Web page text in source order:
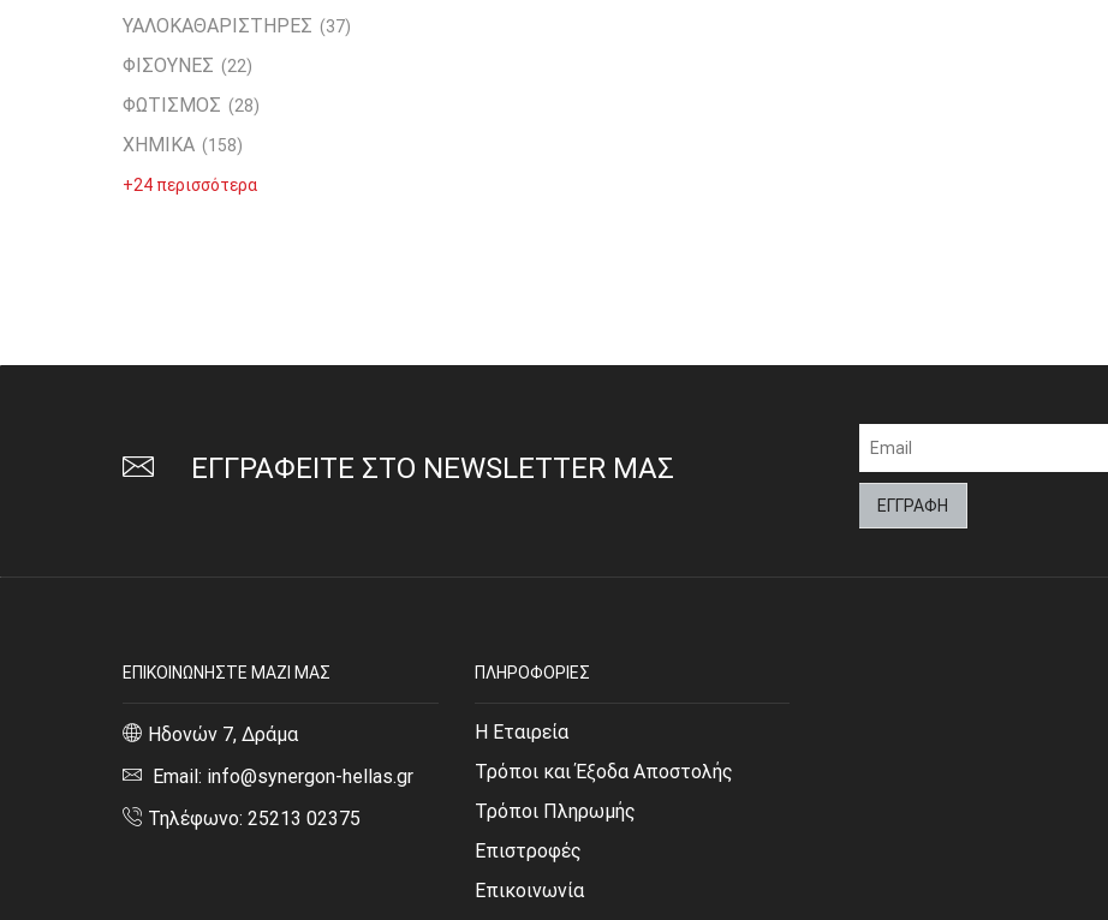
ΥΑΛΟΚΑΘΑΡΙΣΤΗΡΕΣ (37)
ΦΙΣΟΥΝΕΣ (22)
ΦΩΤΙΣΜΟΣ (28)
ΧΗΜΙΚΑ (158)
+24 περισσότερα
ΕΓΓΡΑΦΕΙΤΕ ΣΤΟ NEWSLETTER ΜΑΣ
ΕΠΙΚΟΙΝΩΝΗΣΤΕ ΜΑΖΙ ΜΑΣ
Ηδονών 7, Δράμα
Email: info@synergon-hellas.gr
Τηλέφωνο: 25213 02375
ΠΛΗΡΟΦΟΡΙΕΣ
Η Εταιρεία
Τρόποι και Έξοδα Αποστολής
Τρόποι Πληρωμής
Επιστροφές
Επικοινωνία